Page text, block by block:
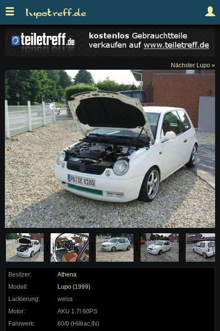
Nächster Lupo »
Besitzer:
Athena
Modell:
Lupo (1999)
Lackierung:
weiss
Motor:
AKU 1.7l 60PS
Fahrwerk:
60/0 (Hiltrac,IN)